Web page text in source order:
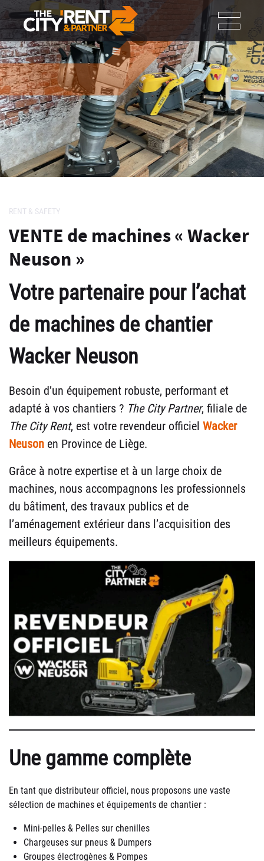
RENT & SAFETY
VENTE de machines « Wacker
Neuson »
Votre partenaire pour l’achat
de machines de chantier
Wacker Neuson
Besoin d’un équipement robuste, performant et
adapté à vos chantiers ? The City Partner, filiale de
The City Rent, est votre revendeur officiel Wacker
Neuson en Province de Liège.
Grâce à notre expertise et à un large choix de
machines, nous accompagnons les professionnels
du bâtiment, des travaux publics et de
l’aménagement extérieur dans l’acquisition des
meilleurs équipements.
Une gamme complète
En tant que distributeur officiel, nous proposons une vaste
sélection de machines et équipements de chantier :
Mini-pelles & Pelles sur chenilles
Chargeuses sur pneus & Dumpers
Groupes électrogènes & Pompes